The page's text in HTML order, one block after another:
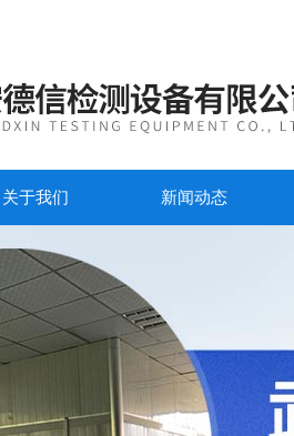
关于我们 新闻动态